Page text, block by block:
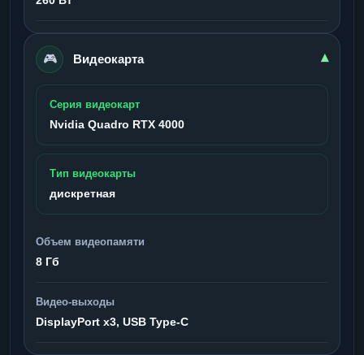
🎮 Видеокарта ▾
Серия видеокарт
Nvidia Quadro RTX 4000
Тип видеокарты
дискретная
Объем видеопамяти
8 Гб
Видео-выходы
DisplayPort x3, USB Type-C